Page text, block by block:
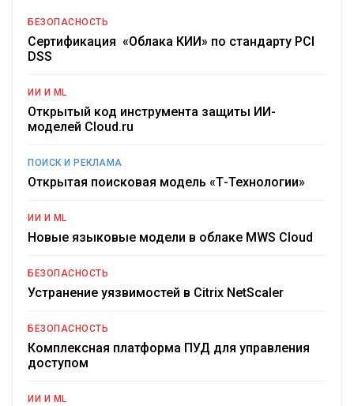
БЕЗОПАСНОСТЬ
Сертификация «Облака КИИ» по стандарту PCI
DSS
ИИ И ML
Открытый код инструмента защиты ИИ-
моделей Cloud.ru
ПОИСК И РЕКЛАМА
Открытая поисковая модель «Т-Технологии»
ИИ И ML
Новые языковые модели в облаке MWS Cloud
БЕЗОПАСНОСТЬ
Устранение уязвимостей в Citrix NetScaler
БЕЗОПАСНОСТЬ
Комплексная платформа ПУД для управления
доступом
ИИ И ML